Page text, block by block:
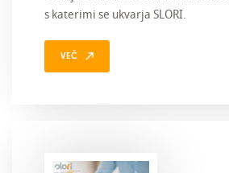
s katerimi se ukvarja SLORI.
VEČ